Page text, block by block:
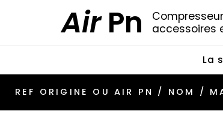
AirPn
accessoires
La